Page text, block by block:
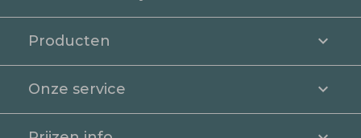
Producten
Onze service